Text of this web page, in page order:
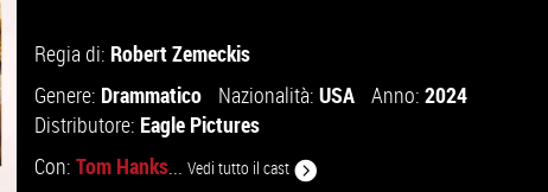
Regia di: Robert Zemeckis
Genere: Drammatico Nazionalità: USA Anno: 2024
Distributore: Eagle Pictures
Con: Tom Hanks... Vedi tutto il cast